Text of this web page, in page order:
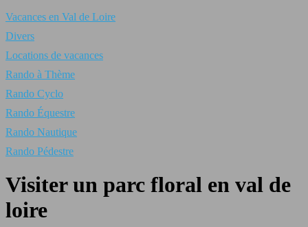
Vacances en Val de Loire
Divers
Locations de vacances
Rando à Thème
Rando Cyclo
Rando Équestre
Rando Nautique
Rando Pédestre
Visiter un parc floral en val de
loire